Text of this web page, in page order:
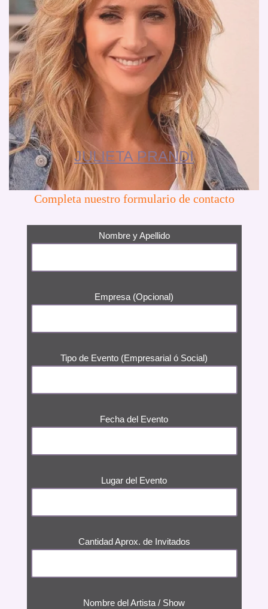
JULIETA PRANDI
Completa nuestro formulario de contacto
Nombre y Apellido
Empresa (Opcional)
Tipo de Evento (Empresarial ó Social)
Fecha del Evento
Lugar del Evento
Cantidad Aprox. de Invitados
Nombre del Artista / Show